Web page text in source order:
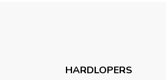
HARDLOPERS